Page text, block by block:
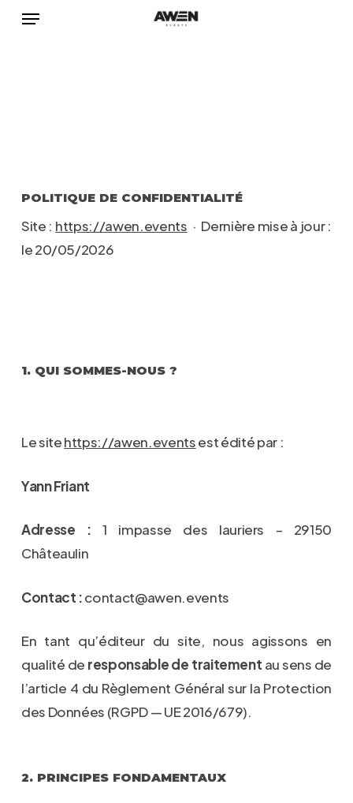
SkipMenu
POLITIQUE DE CONFIDENTIALITÉ
Site : https://awen.events · Dernière mise à jour :
le 20/05/2026
1. QUI SOMMES-NOUS ?
Le sitehttps://awen.eventsest édité par :
Yann Friant
Adresse : 1 impasse des lauriers – 29150
Châteaulin
Contact :contact@awen.events
En tant qu’éditeur du site, nous agissons en
qualité de responsable de traitement au sens de
l’article 4 du Règlement Général sur la Protection
des Données (RGPD — UE 2016/679).
2. PRINCIPES FONDAMENTAUX
Menu